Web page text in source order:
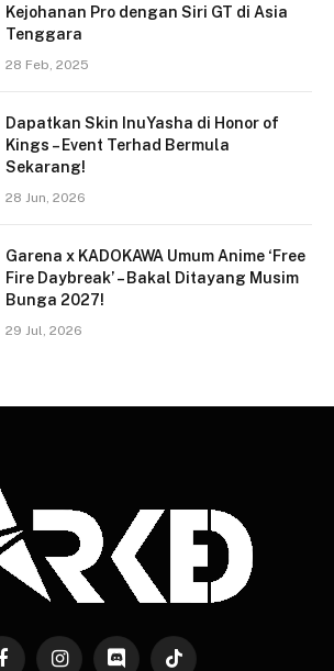
Kejohanan Pro dengan Siri GT di Asia
Tenggara
28 Feb, 2025
Dapatkan Skin InuYasha di Honor of
Kings – Event Terhad Bermula
Sekarang!
28 Jun, 2026
Garena x KADOKAWA Umum Anime ‘Free
Fire Daybreak’ – Bakal Ditayang Musim
Bunga 2027!
29 Jul, 2026
FacebookInstagramDiscord TikTok